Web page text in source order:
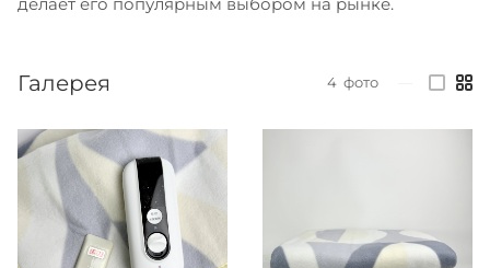
Галерея 4 фото